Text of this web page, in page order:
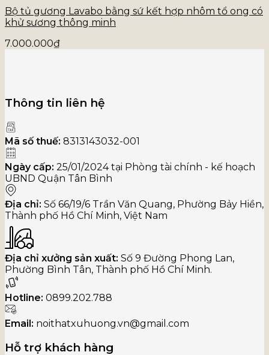
Bộ tủ gương Lavabo bằng sứ kết hợp nhôm tổ ong có
khử sương thông minh
7.000.000₫
Thông tin liên hệ
Mã số thuế: 8313143032-001
Ngày cấp: 25/01/2024 tại Phòng tài chính - kế hoạch
UBND Quận Tân Bình
Địa chỉ: Số 66/19/6 Trần Văn Quang, Phường Bảy Hiền,
Thành phố Hồ Chí Minh, Việt Nam
Địa chỉ xưởng sản xuất: Số 9 Đường Phong Lan,
Phường Bình Tân, Thành phố Hồ Chí Minh.
Hotline: 0899.202.788
Email: noithatxuhuong.vn@gmail.com
Hỗ trợ khách hàng